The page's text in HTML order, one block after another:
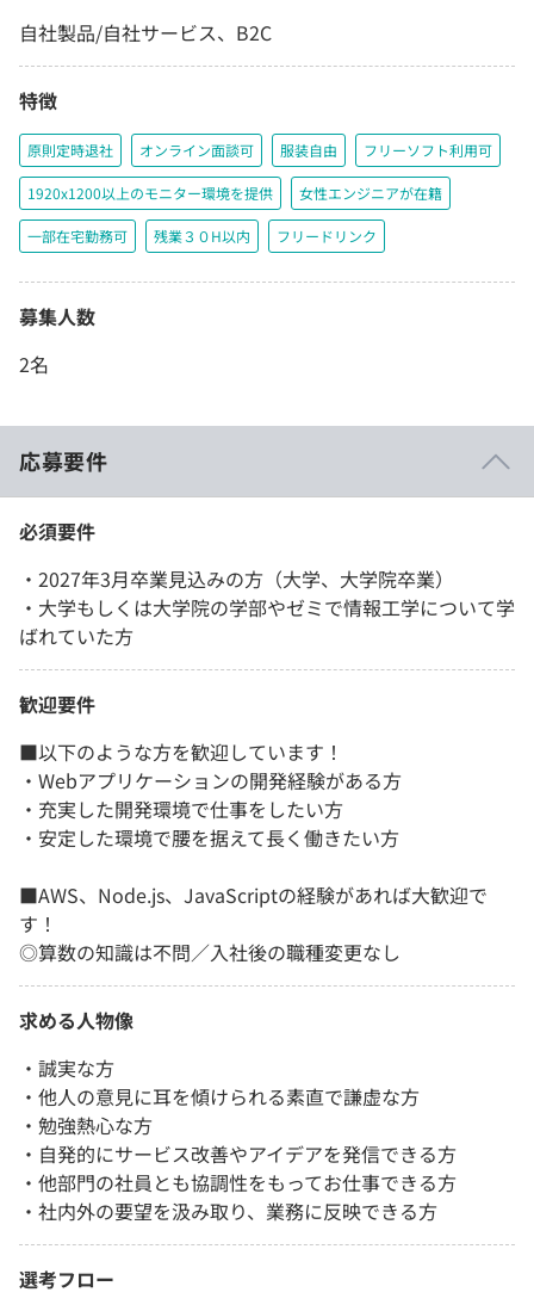
自社製品/自社サービス、B2C
特徴
原則定時退社 オンライン面談可 服装自由 フリーソフト利用可
1920x1200以上のモニター環境を提供 女性エンジニアが在籍
一部在宅勤務可 残業３０H以内 フリードリンク
募集人数
2名
応募要件
必須要件
・2027年3月卒業見込みの方（大学、大学院卒業）
・大学もしくは大学院の学部やゼミで情報工学について学
ばれていた方
歓迎要件
■以下のような方を歓迎しています！
・Webアプリケーションの開発経験がある方
・充実した開発環境で仕事をしたい方
・安定した環境で腰を据えて長く働きたい方
■AWS、Node.js、JavaScriptの経験があれば大歓迎で
す！
◎算数の知識は不問／入社後の職種変更なし
求める人物像
・誠実な方
・他人の意見に耳を傾けられる素直で謙虚な方
・勉強熱心な方
・自発的にサービス改善やアイデアを発信できる方
・他部門の社員とも協調性をもってお仕事できる方
・社内外の要望を汲み取り、業務に反映できる方
選考フロー